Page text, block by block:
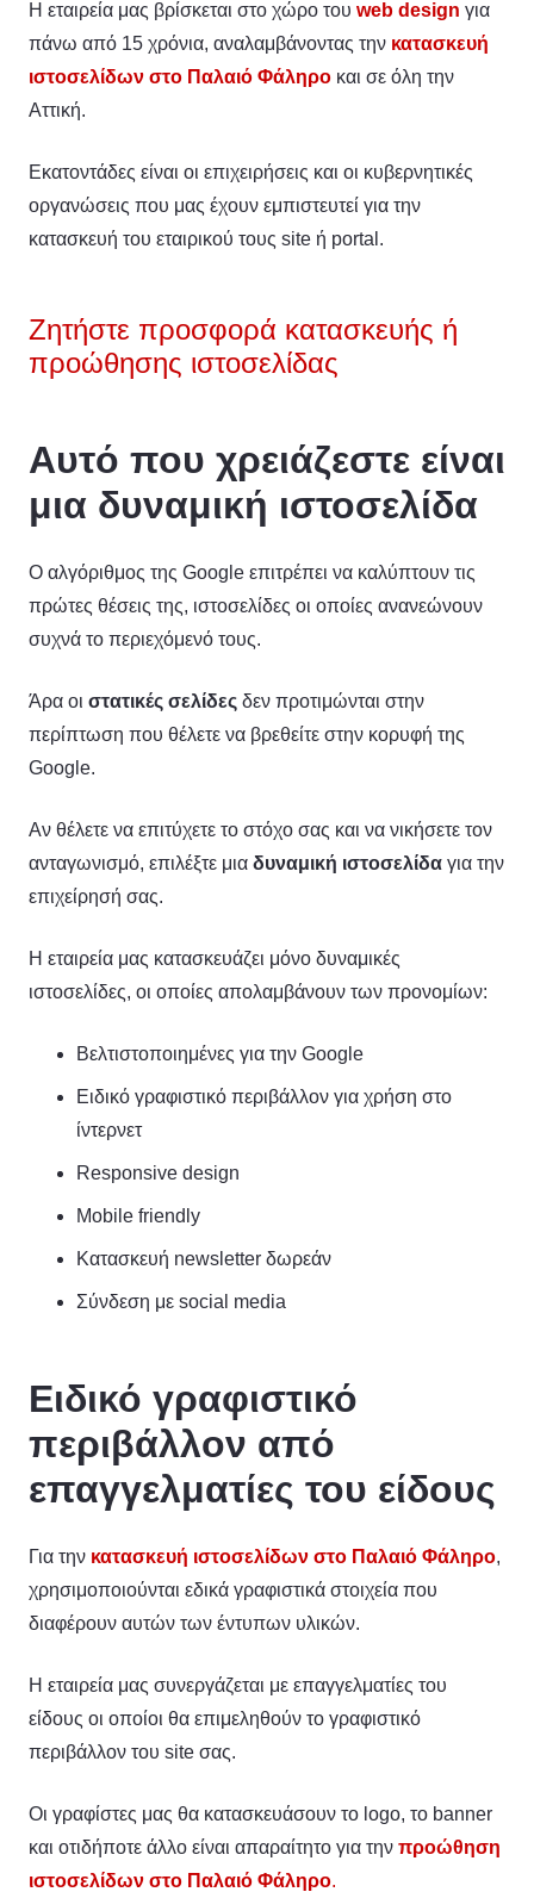
Η εταιρεία μας βρίσκεται στο χώρο του web design για
πάνω από 15 χρόνια, αναλαμβάνοντας την κατασκευή
ιστοσελίδων στο Παλαιό Φάληρο και σε όλη την
Αττική.
Εκατοντάδες είναι οι επιχειρήσεις και οι κυβερνητικές
οργανώσεις που μας έχουν εμπιστευτεί για την
κατασκευή του εταιρικού τους site ή portal.
Ζητήστε προσφορά κατασκευής ή
προώθησης ιστοσελίδας
Αυτό που χρειάζεστε είναι
μια δυναμική ιστοσελίδα
Ο αλγόριθμος της Google επιτρέπει να καλύπτουν τις
πρώτες θέσεις της, ιστοσελίδες οι οποίες ανανεώνουν
συχνά το περιεχόμενό τους.
Άρα οι στατικές σελίδες δεν προτιμώνται στην
περίπτωση που θέλετε να βρεθείτε στην κορυφή της
Google.
Αν θέλετε να επιτύχετε το στόχο σας και να νικήσετε τον
ανταγωνισμό, επιλέξτε μια δυναμική ιστοσελίδα για την
επιχείρησή σας.
Η εταιρεία μας κατασκευάζει μόνο δυναμικές
ιστοσελίδες, οι οποίες απολαμβάνουν των προνομίων:
Βελτιστοποιημένες για την Google
Ειδικό γραφιστικό περιβάλλον για χρήση στο
ίντερνετ
Responsive design
Mobile friendly
Κατασκευή newsletter δωρεάν
Σύνδεση με social media
Ειδικό γραφιστικό
περιβάλλον από
επαγγελματίες του είδους
Για την κατασκευή ιστοσελίδων στο Παλαιό Φάληρο,
χρησιμοποιούνται εδικά γραφιστικά στοιχεία που
διαφέρουν αυτών των έντυπων υλικών.
Η εταιρεία μας συνεργάζεται με επαγγελματίες του
είδους οι οποίοι θα επιμεληθούν το γραφιστικό
περιβάλλον του site σας.
Οι γραφίστες μας θα κατασκευάσουν το logo, το banner
και οτιδήποτε άλλο είναι απαραίτητο για την προώθηση
ιστοσελίδων στο Παλαιό Φάληρο.